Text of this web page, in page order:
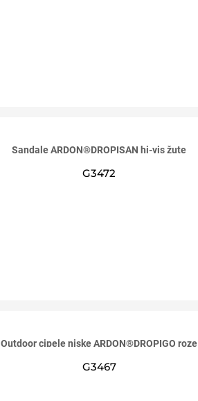
Sandale ARDON®DROPISAN hi-vis žute
G3472
Outdoor cipele niske ARDON®DROPIGO roze
G3467